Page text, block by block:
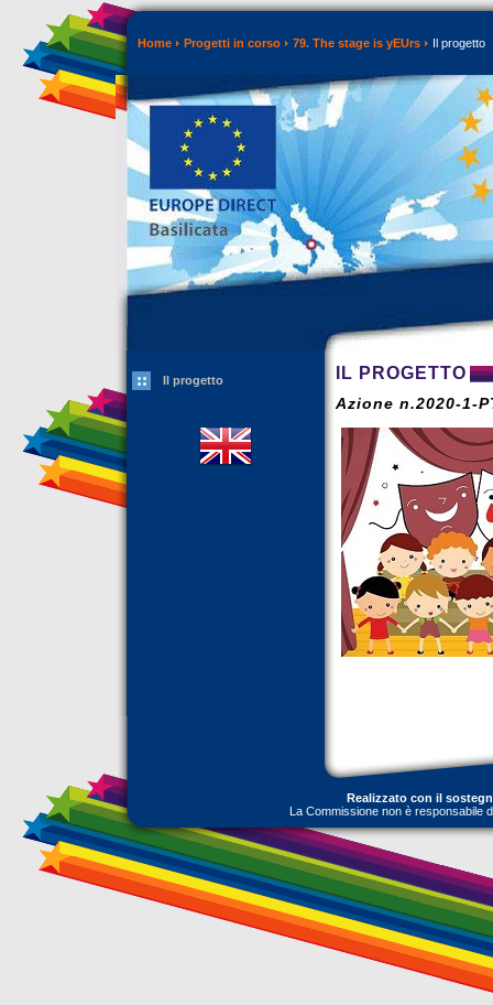
Home Progetti in corso 79. The stage is yEUrs Il progetto
Il progetto IL PROGETTO
Azione n.2020-1-
Realizzato con il
La Commissione non è responsabile